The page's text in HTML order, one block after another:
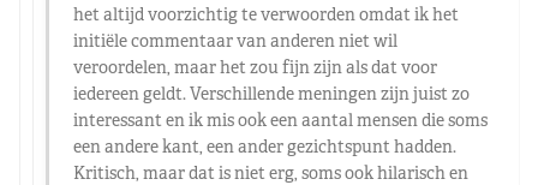
het altijd voorzichtig te verwoorden omdat ik het
initiële commentaar van anderen niet wil
veroordelen, maar het zou fijn zijn als dat voor
iedereen geldt. Verschillende meningen zijn juist zo
interessant en ik mis ook een aantal mensen die soms
een andere kant, een ander gezichtspunt hadden.
Kritisch, maar dat is niet erg, soms ook hilarisch en